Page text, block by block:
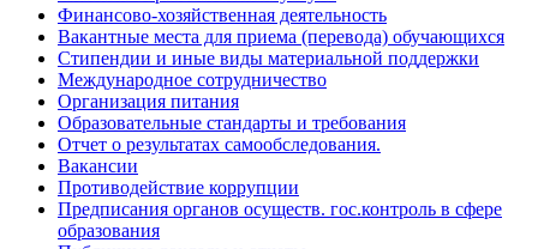
Финансово-хозяйственная деятельность
Вакантные места для приема (перевода) обучающихся
Стипендии и иные виды материальной поддержки
Международное сотрудничество
Организация питания
Образовательные стандарты и требования
Отчет о результатах самообследования.
Вакансии
Противодействие коррупции
Предписания органов осуществ. гос.контроль в сфере
образования